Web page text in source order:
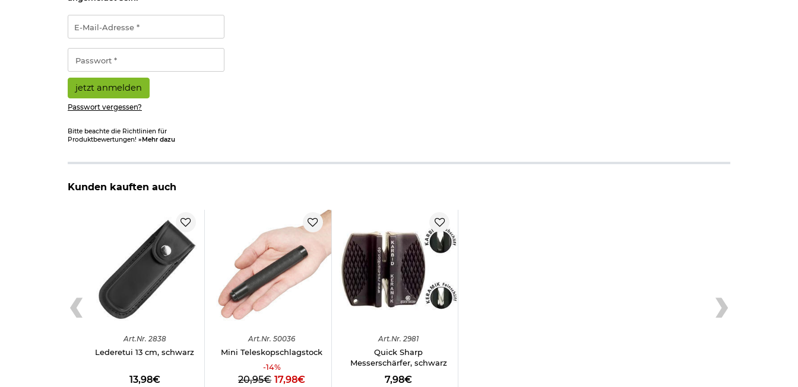
Mail-
Adresse
*
jetzt anmelden
Passwort vergessen?
Bitte beachte die Richtlinien für
Produktbewertungen! »Mehr dazu
Kunden kauften auch
Art.Nr. 2838
Lederetui 13 cm, schwarz
13,98€
Art.Nr. 50036
Mini Teleskopschlagstock
-14%
20,95€ 17,98€
Art.Nr. 2981
Quick Sharp
Messerschärfer, schwarz
7,98€